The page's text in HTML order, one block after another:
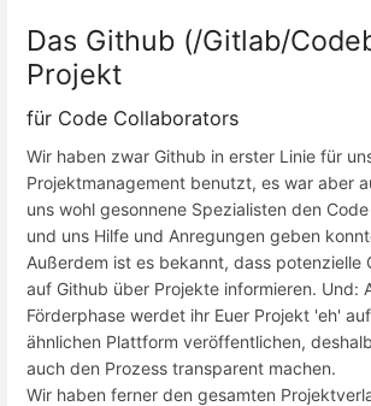
Das Github (/Gitlab/
Projekt
für Code Collaborators
Wir haben zwar Github in erster Linie für
Projektmanagement benutzt, es war aber
uns wohl gesonnene Spezialisten den
und uns Hilfe und Anregungen geben
Außerdem ist es bekannt, dass potenzielle
auf Github über Projekte informieren. Und:
Förderphase werdet ihr Euer Projekt 'eh'
ähnlichen Plattform veröffentlichen,
auch den Prozess transparent machen.
Wir haben ferner den gesamten